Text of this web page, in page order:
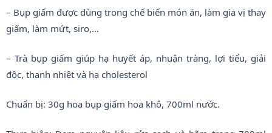
– Bụp giấm được dùng trong chế biến món ăn, làm gia vị thay
giấm, làm mứt, siro,…
– Trà bụp giấm giúp hạ huyết áp, nhuận tràng, lợi tiểu, giải
độc, thanh nhiệt và hạ cholesterol
Chuẩn bị: 30g hoa bụp giấm hoa khô, 700ml nước.